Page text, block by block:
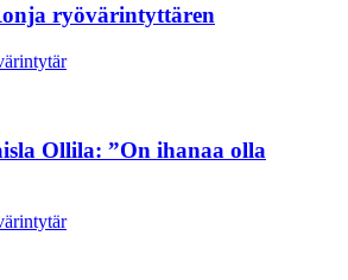
ryövärintyttären
Ollila: ”On ihanaa olla